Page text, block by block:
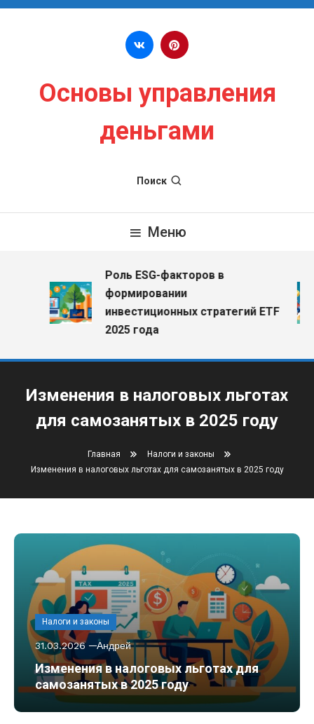
Перейти к содержимому
Основы управления
деньгами
Поиск
Меню
Роль ESG-факторов в
формировании
инвестиционных стратегий ETF
2025 года
Изменения в налоговых льготах
для самозанятых в 2025 году
Главная
Налоги и законы
Изменения в налоговых льготах для самозанятых в 2025 году
Налоги и законы
31.03.2026 Андрей
Изменения в налоговых льготах для
самозанятых в 2025 году